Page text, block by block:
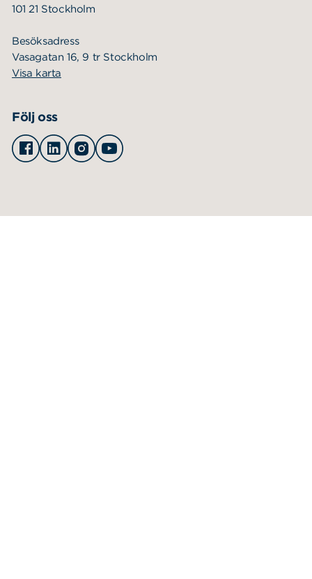
101 21 Stockholm
Besöksadress
Vasagatan 16, 9 tr Stockholm
Visa karta
Följ oss
Facebook
LinkedinInstagramYoutube